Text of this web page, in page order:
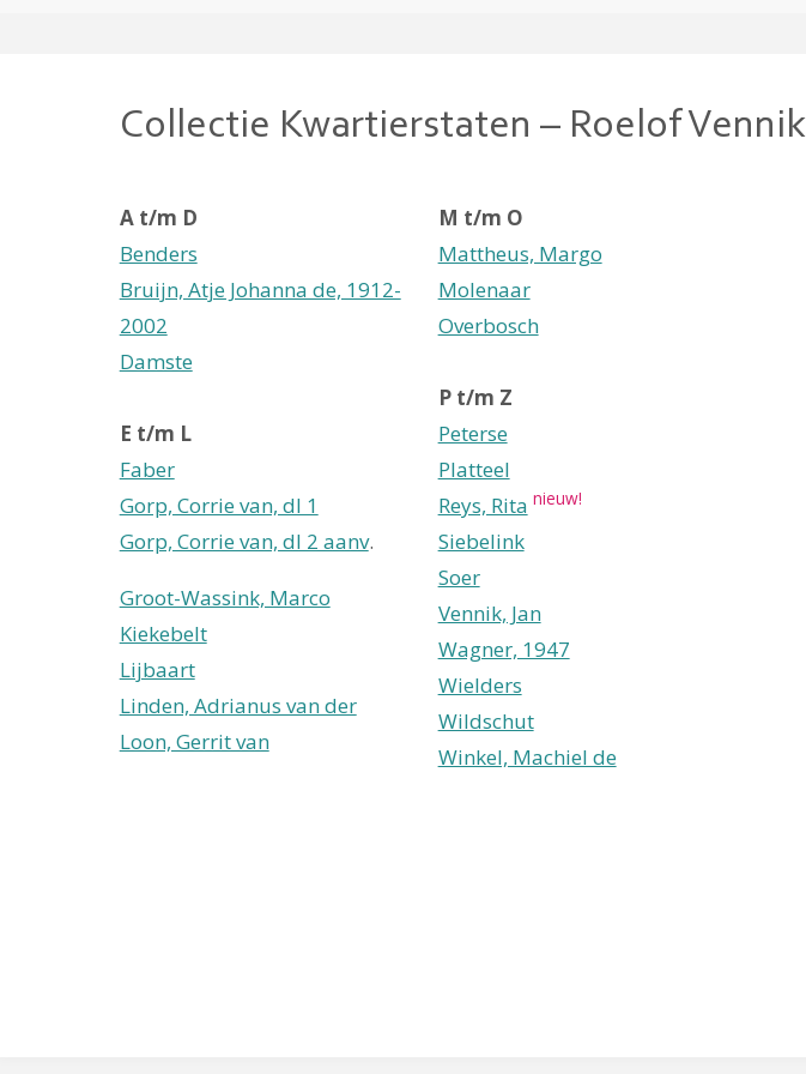
Collectie Kwartierstaten – Roelof Vennik
A t/m D
Benders
Bruijn, Atje Johanna de, 1912-
2002
Damste
E t/m L
Faber
Gorp, Corrie van, dl 1
Gorp, Corrie van, dl 2 aanv.
Groot-Wassink, Marco
Kiekebelt
Lijbaart
Linden, Adrianus van der
Loon, Gerrit van
M t/m O
Mattheus, Margo
Molenaar
Overbosch
P t/m Z
Peterse
Platteel
Reys, Rita nieuw!
Siebelink
Soer
Vennik, Jan
Wagner, 1947
Wielders
Wildschut
Winkel, Machiel de